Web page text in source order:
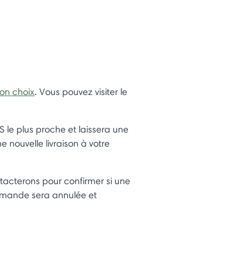
choix. Vous pouvez visiter le
le plus proche et laissera une
nouvelle livraison à votre
pour confirmer si une
sera annulée et